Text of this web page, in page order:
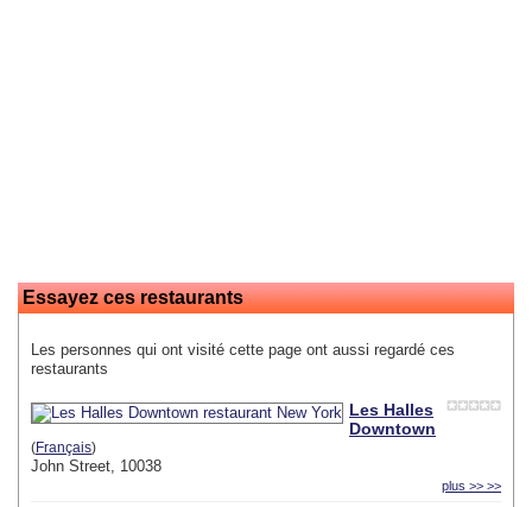
Essayez ces restaurants
Les personnes qui ont visité cette page ont aussi regardé ces
restaurants
Les Halles
Downtown
(Français)
John Street, 10038
plus >> >>